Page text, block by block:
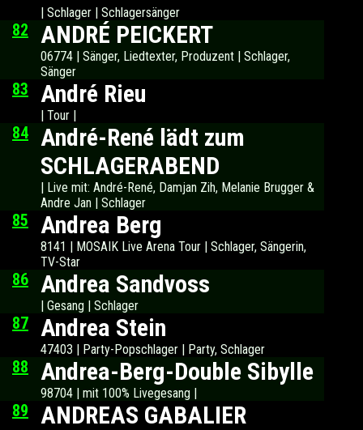
| Schlager | Schlagersänger
82 ANDRÉ PEICKERT
06774 | Sänger, Liedtexter, Produzent | Schlager,
Sänger
83 André Rieu
| Tour |
84
André-René lädt zum
SCHLAGERABEND
| Live mit: André-René, Damjan Zih, Melanie Brugger &
Andre Jan | Schlager
85 Andrea Berg
8141 | MOSAIK Live Arena Tour | Schlager, Sängerin,
TV-Star
86 Andrea Sandvoss
| Gesang | Schlager
87 Andrea Stein
47403 | Party-Popschlager | Party, Schlager
88 Andrea-Berg-Double Sibylle
98704 | mit 100% Livegesang |
89 ANDREAS GABALIER